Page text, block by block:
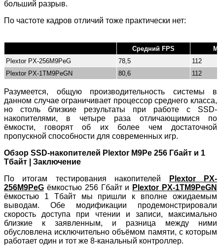
больший разрыв.
По частоте кадров отличий тоже практически нет:
Средний FPS
Plextor PX-256M9PeG
78,5
112
Plextor PX-1TM9PeGN
80,6 112
Разумеется, общую производительность системы в
данном случае ограничивает процессор среднего класса,
но столь близкие результаты при работе с SSD-
накопителями, в четыре раза отличающимися по
ёмкости, говорят об их более чем достаточной
пропускной способности для современных игр.
Обзор SSD-накопителей Plextor M9Pe 256 Гбайт и 1
Тбайт | Заключение
По итогам тестирования накопителей
Plextor PX-
256M9PeG ёмкостью 256 Гбайт и Plextor PX-1TM9PeGN
ёмкостью 1 Тбайт мы пришли к вполне ожидаемым
выводам. Обе модификации продемонстрировали
скорость доступа при чтении и записи, максимально
близкие к заявленным, и разница между ними
обусловлена исключительно объёмом памяти, с которым
работает один и тот же 8-канальный контроллер.